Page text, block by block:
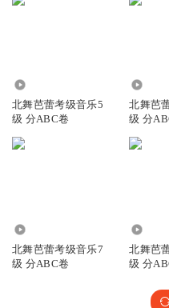
北舞芭蕾考级音乐5
级 分ABC卷
北舞芭
级 分
北舞芭蕾考级音乐7
级 分ABC卷
北舞芭
级 分